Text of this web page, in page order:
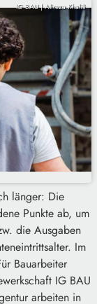
IG BAU | Alireza Khalili
länger: Die
Punkte ab, um
die Ausgaben
Im
Bauarbeiter
IG BAU
arbeiten in